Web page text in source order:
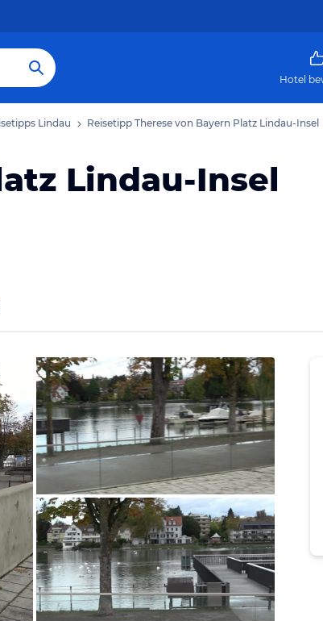
Hotel
Lindau Reisetipp Therese von Bayern Platz Lindau-Insel
Lindau-Insel
Bild melden
von Klaus